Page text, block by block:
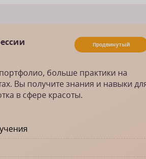
Продвинутый
больше практики на
Вы получите знания и навыки
в сфере красоты.